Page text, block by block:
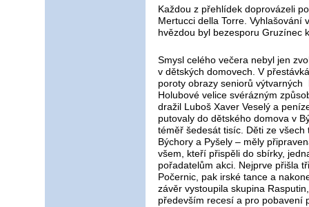
Každou z přehlídek doprovázeli
Mertucci della Torre. Vyhlašování
hvězdou byl bezesporu Gruzínec
Smysl celého večera nebyl jen
v dětských domovech. V
poroty obrazy seniorů
Holubové velice svérázným
dražil Luboš Xaver Veselý a
putovaly do dětského domova v
téměř šedesát tisíc. Děti ze
Býchory a Pyšely – měly
všem, kteří přispěli do sbírky,
pořadatelům akci. Nejprve přišla
Počernic, pak irské tance a
závěr vystoupila skupina
především recesí a pro pobavení